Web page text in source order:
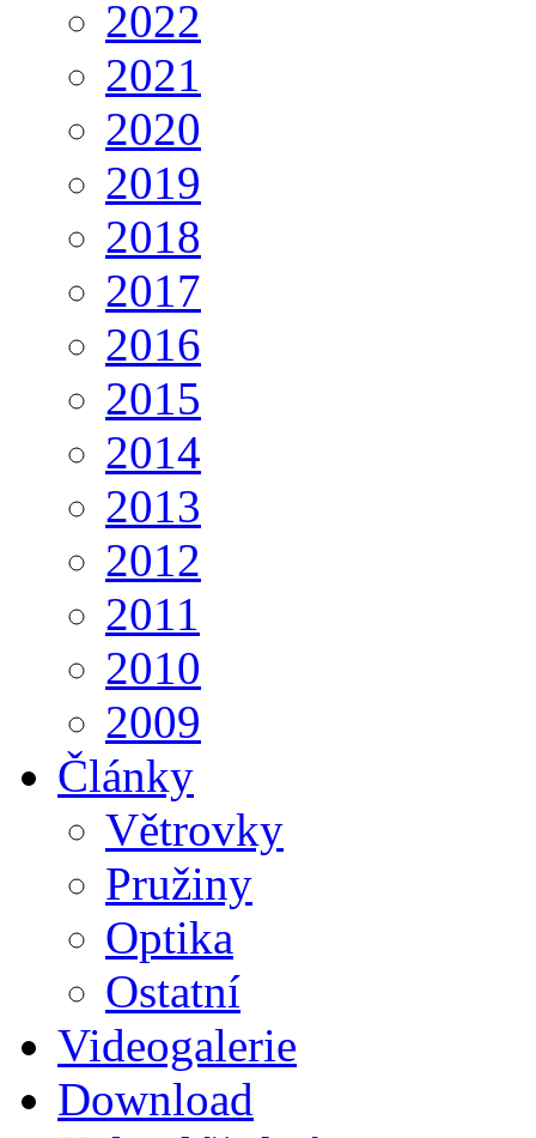
2022
2021
2020
2019
2018
2017
2016
2015
2014
2013
2012
2011
2010
2009
Články
Větrovky
Pružiny
Optika
Ostatní
Videogalerie
Download